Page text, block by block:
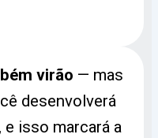
virão — mas
desenvolverá
e isso marcará a